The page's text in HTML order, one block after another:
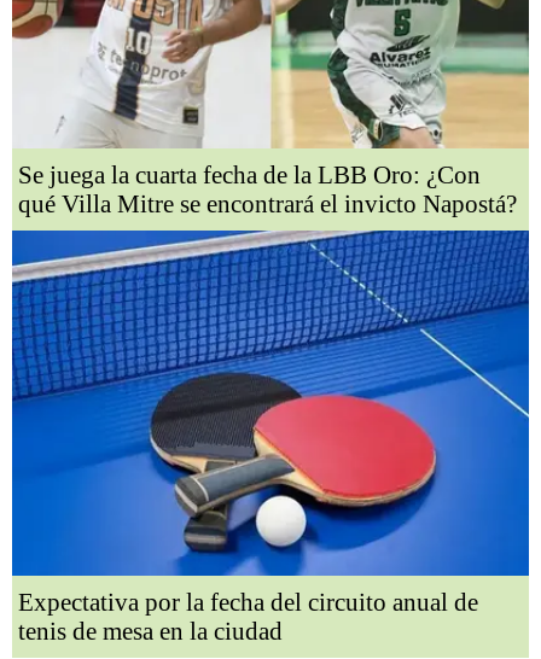
Se juega la cuarta fecha de la LBB Oro: ¿Con
qué Villa Mitre se encontrará el invicto Napostá?
Expectativa por la fecha del circuito anual de
tenis de mesa en la ciudad